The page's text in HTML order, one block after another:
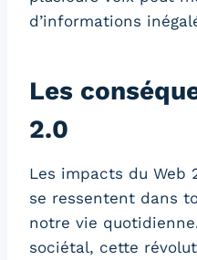
d’informations
Les
2.0
Les impacts du Web
se ressentent dans
notre vie
sociétal, cette